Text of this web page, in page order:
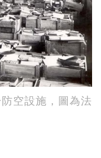
空設施，圖為法